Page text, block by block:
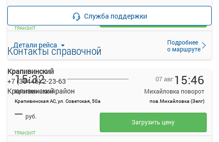
Детали рейса
Подробнее
о маршруте
—
ТРАНЗИТ
Загрузить цену
15:32
Крапивинский
Крапивинская АС, ул. Советская, 50а
07 авг 15:46
Михайловка поворот
пов.Михайловка (Зелг)
— руб.
ТРАНЗИТ
Загрузить цену
Служба поддержки
Контакты справочной
Крапивинский
+7 (38446) 2-23-63
Крапивинский район